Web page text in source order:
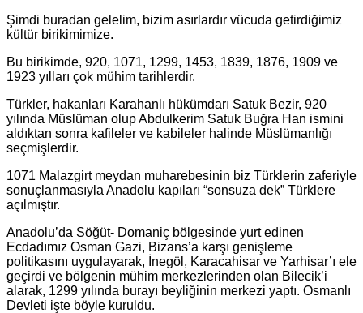
Şimdi buradan gelelim, bizim asırlardır vücuda getirdiğimiz
kültür birikimimize.
Bu birikimde, 920, 1071, 1299, 1453, 1839, 1876, 1909 ve
1923 yılları çok mühim tarihlerdir.
Türkler, hakanları Karahanlı hükümdarı Satuk Bezir, 920
yılında Müslüman olup Abdulkerim Satuk Buğra Han ismini
aldıktan sonra kafileler ve kabileler halinde Müslümanlığı
seçmişlerdir.
1071 Malazgirt meydan muharebesinin biz Türklerin zaferiyle
sonuçlanmasıyla Anadolu kapıları “sonsuza dek” Türklere
açılmıştır.
Anadolu’da Söğüt- Domaniç bölgesinde yurt edinen
Ecdadımız Osman Gazi, Bizans’a karşı genişleme
politikasını uygulayarak, İnegöl, Karacahisar ve Yarhisar’ı ele
geçirdi ve bölgenin mühim merkezlerinden olan Bilecik’i
alarak, 1299 yılında burayı beyliğinin merkezi yaptı. Osmanlı
Devleti işte böyle kuruldu.